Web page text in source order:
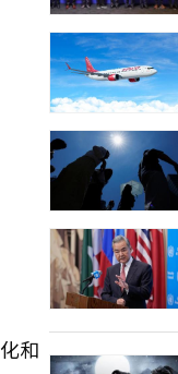
和